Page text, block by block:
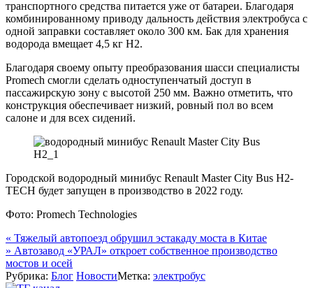
транспортного средства питается уже от батареи. Благодаря
комбинированному приводу дальность действия электробуса с
одной заправки составляет около 300 км. Бак для хранения
водорода вмещает 4,5 кг Н2.
Благодаря своему опыту преобразования шасси специалисты
Promech смогли сделать одноступенчатый доступ в
пассажирскую зону с высотой 250 мм. Важно отметить, что
конструкция обеспечивает низкий, ровный пол во всем
салоне и для всех сидений.
Городской водородный минибус Renault Master City Bus H2-
TECH будет запущен в производство в 2022 году.
Фото: Promech Technologies
Навигация
по
записям
« Тяжелый автопоезд обрушил эстакаду моста в Китае
» Автозавод «УРАЛ» откроет собственное производство
мостов и осей
Рубрика: Блог НовостиМетка: электробус